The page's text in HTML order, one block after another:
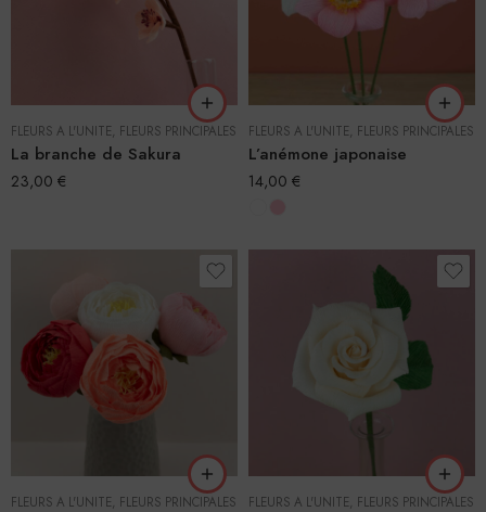
FLEURS À L'UNITÉ FLEURS PRINCIPALES
La branche de Sakura
23,00 €
FLEURS À L'UNITÉ FLEURS PRINCIPALES
L’anémone japonaise
14,00 €
FLEURS À L'UNITÉ FLEURS PRINCIPALES FLEURS À L'UNITÉ FLEURS PRINCIPALES